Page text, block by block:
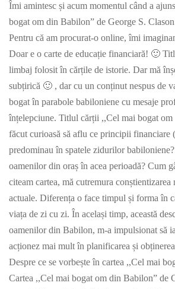
Îmi amintesc și acum momentul când a
bogat om din Babilon” de George S.
Pentru că am procurat-o online, îmi
Doar e o carte de educație financiară! 🙂
limbaj folosit în cărțile de istorie. Dar mă
subțirică 🙂 , dar cu un conținut nespus de
bogat în parabole babiloniene cu mesaje
înțelepciune. Titlul cărții ,,Cel mai bogat
făcut curioasă să aflu ce principii financiare
predominau în spatele zidurilor
oamenilor din oraș în acea perioadă? Cum
citeam cartea, mă cutremura
actuale. Diferența o face timpul și forma în
viața de zi cu zi. În același timp, această
oamenilor din Babilon, m-a impulsionat să
acționez mai mult în planificarea și
Despre ce se vorbește în cartea ,,Cel mai
Cartea ,,Cel mai bogat om din Babilon” de